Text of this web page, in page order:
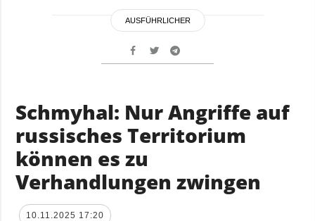
AUSFÜHRLICHER
Schmyhal: Nur Angriffe auf
russisches Territorium
können es zu
Verhandlungen zwingen
10.11.2025 17:20